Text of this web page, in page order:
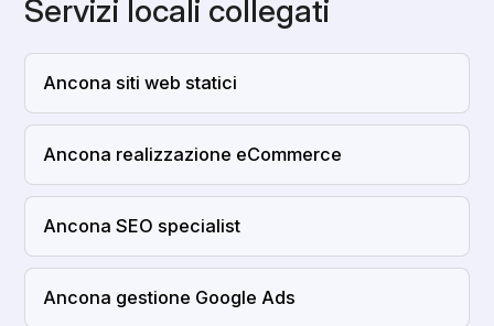
Servizi locali collegati
Ancona siti web statici
Ancona realizzazione eCommerce
Ancona SEO specialist
Ancona gestione Google Ads